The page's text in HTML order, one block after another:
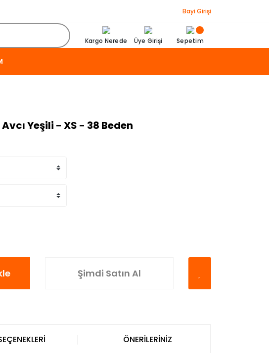
Bayi Girişi
Kargo Nerede Üye Girişi Sepetim
Yeşili - XS - 38 Beden
Şimdi Satın Al
ÖNERİLERİNİZ